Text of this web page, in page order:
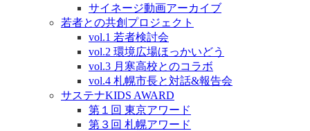
サイネージ動画アーカイブ
若者との共創プロジェクト
vol.1 若者検討会
vol.2 環境広場ほっかいどう
vol.3 月寒高校とのコラボ
vol.4 札幌市長と対話&報告会
サステナKIDS AWARD
第１回 東京アワード
第３回 札幌アワード